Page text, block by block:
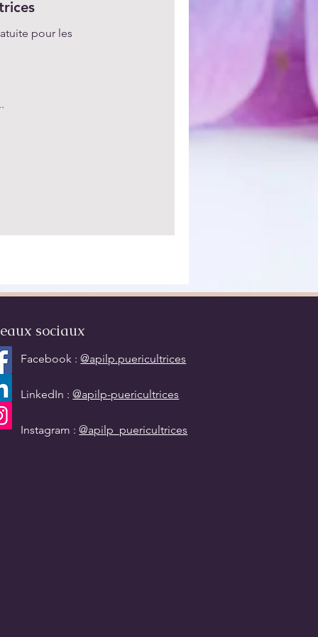
pour les
sociaux
Facebook :@apilp.puericultrices
LinkedIn :@apilp-puericultrices
Instagram :@apilp_puericultrices